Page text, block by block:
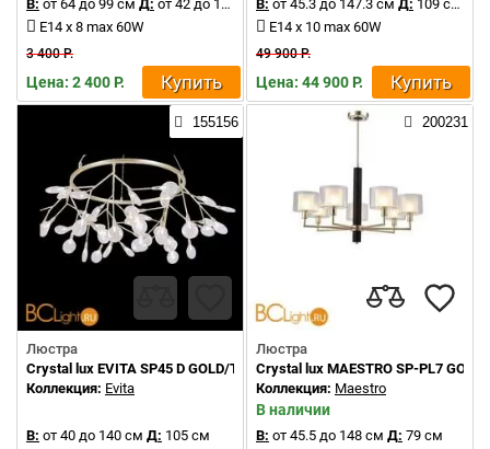
В: от 64 до 99 см Д: от 42 до 120 см Д:от 42 до 120 см
E14 x 8 max 60W
3 400 Р.
Цена: 2 400 Р. Купить
В: от 45.3 до 147.3 см Д: 109 см
E14 x 10 max 60W
49 900 Р.
Цена: 44 900 Р. Купить
155156
Люстра
Crystal lux EVITA SP45 D GOLD/TRANSPARENT
Коллекция: Evita
В: от 40 до 140 см Д: 105 см
200231
Люстра
Crystal lux MAESTRO SP-PL7 GOLD
Коллекция: Maestro
В наличии
В: от 45.5 до 148 см Д: 79 см